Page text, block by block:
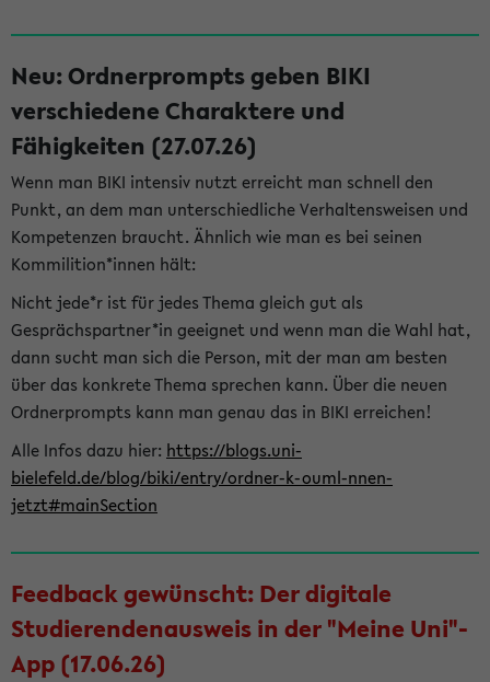
Neu: Ordnerprompts geben BIKI
verschiedene Charaktere und
Fähigkeiten (27.07.26)
Wenn man BIKI intensiv nutzt erreicht man schnell den
Punkt, an dem man unterschiedliche Verhaltensweisen und
Kompetenzen braucht. Ähnlich wie man es bei seinen
Kommilition*innen hält:
Nicht jede*r ist für jedes Thema gleich gut als
Gesprächspartner*in geeignet und wenn man die Wahl hat,
dann sucht man sich die Person, mit der man am besten
über das konkrete Thema sprechen kann. Über die neuen
Ordnerprompts kann man genau das in BIKI erreichen!
Alle Infos dazu hier: https://blogs.uni-
bielefeld.de/blog/biki/entry/ordner-k-ouml-nnen-
jetzt#mainSection
Feedback gewünscht: Der digitale
Studierendenausweis in der "Meine Uni"-
App (17.06.26)